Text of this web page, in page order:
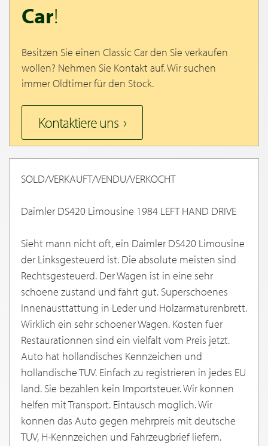
Car!
Besitzen Sie einen Classic Car den Sie verkaufen
wollen? Nehmen Sie Kontakt auf. Wir suchen
immer Oldtimer für den Stock.
Kontaktiere uns
SOLD/VERKAUFT/VENDU/VERKOCHT
Daimler DS420 Limousine 1984 LEFT HAND DRIVE
Sieht mann nicht oft, ein Daimler DS420 Limousine
der Linksgesteuerd ist. Die absolute meisten sind
Rechtsgesteuerd. Der Wagen ist in eine sehr
schoene zustand und fahrt gut. Superschoenes
Innenausttattung in Leder und Holzarmaturenbrett.
Wirklich ein sehr schoener Wagen. Kosten fuer
Restaurationnen sind ein vielfalt vom Preis jetzt.
Auto hat hollandisches Kennzeichen und
hollandische TUV. Einfach zu registrieren in jedes EU
land. Sie bezahlen kein Importsteuer. Wir konnen
helfen mit Transport. Eintausch moglich. Wir
konnen das Auto gegen mehrpreis mit deutsche
TUV, H-Kennzeichen und Fahrzeugbrief liefern.